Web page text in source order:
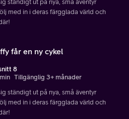
ständigt ut på nya, små äventyr
med in i deras färgglada värld och
får en ny cykel
8
Tillgänglig 3+ månader
ständigt ut på nya, små äventyr
med in i deras färgglada värld och